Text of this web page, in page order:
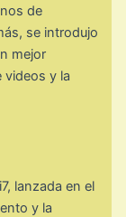
de
se introdujo
mejor
videos y la
lanzada en el
y la